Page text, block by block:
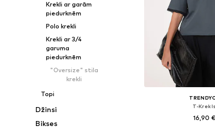
Krekli ar garām
piedurknēm
Polo krekli
Krekli ar 3/4
garuma
piedurknēm
"Oversize" stila
krekli
Topi
Džinsi
Bikses
T-Krekls
16,90 €